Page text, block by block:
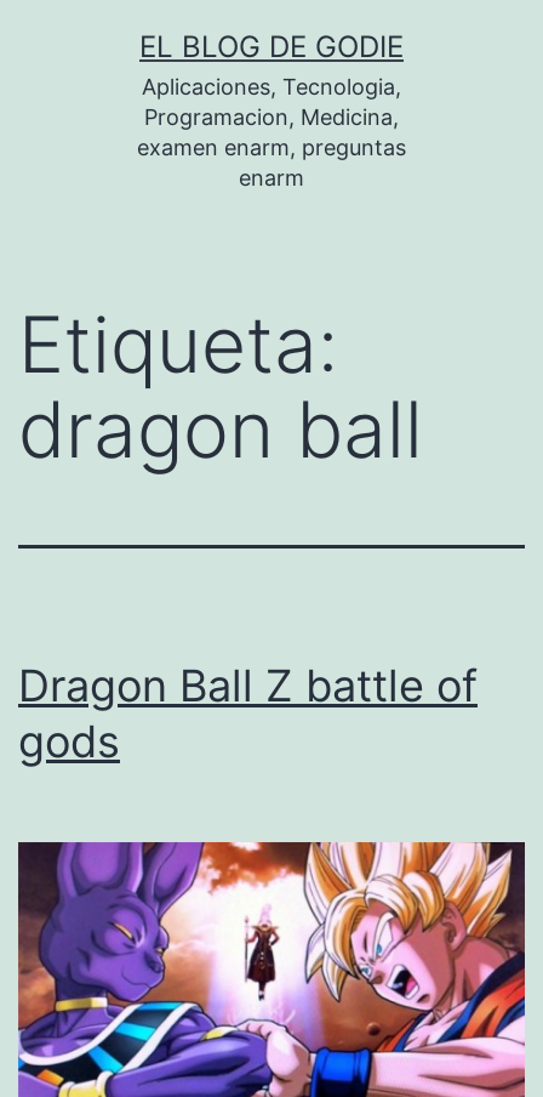
EL BLOG DE GODIE
Aplicaciones, Tecnologia,
Programacion, Medicina,
examen enarm, preguntas
enarm
Etiqueta:
dragon ball
Dragon Ball Z battle of
gods